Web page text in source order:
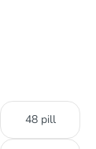
48 pill